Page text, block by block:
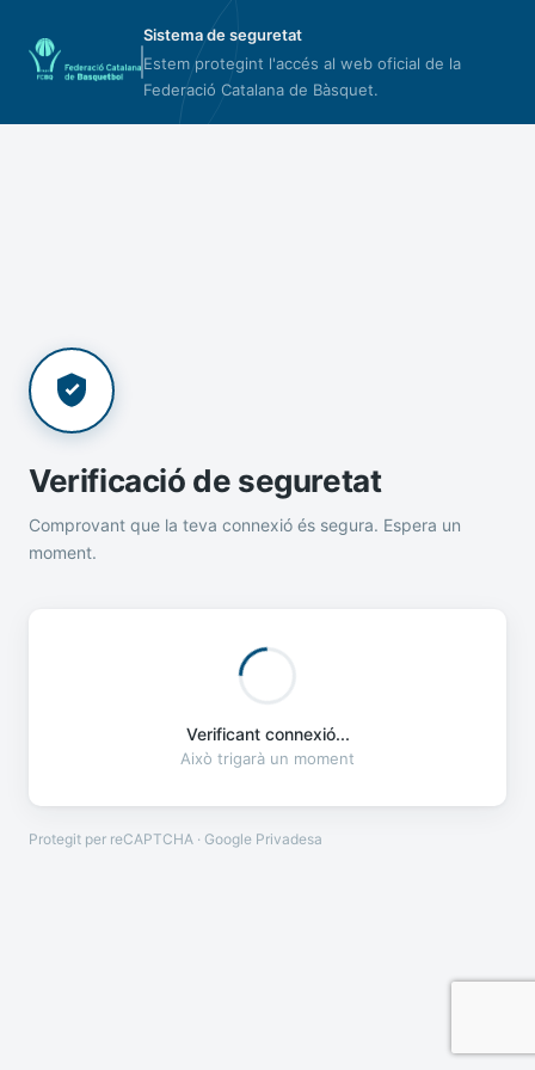
Sistema de seguretat
Estem protegint l'accés al web oficial de la
Federació Catalana de Bàsquet.
Verificació de seguretat
Comprovant que la teva connexió és segura. Espera un
moment.
Verificant connexió...
Això trigarà un moment
Protegit per reCAPTCHA · Google Privadesa